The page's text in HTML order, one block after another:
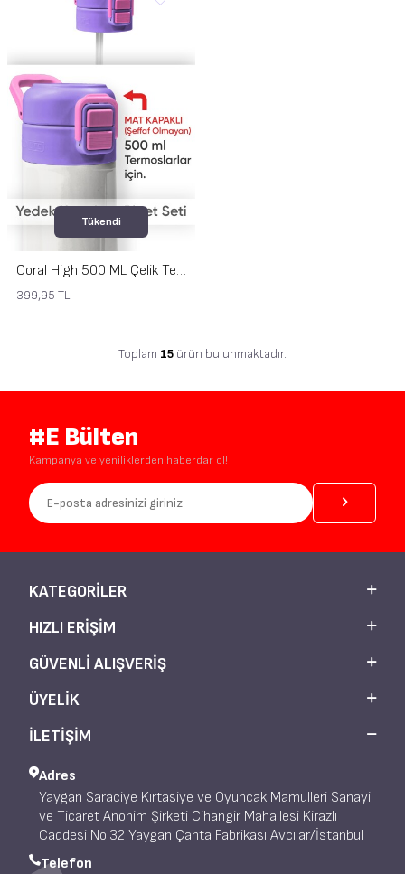
Tükendi
Coral High 500 ML Çelik Termos Mat Kapak için Milka Pembe Yedek Kapak ve Pipet Kiti 1901-K
399,95 TL
Toplam 15 ürün bulunmaktadır.
#E Bülten
Kampanya ve yeniliklerden haberdar ol!
KATEGORILER
HIZLI ERIŞIM
GÜVENLI ALIŞVERIŞ
ÜYELIK
İLETİŞİM
Adres
Yaygan Saraciye Kırtasiye ve Oyuncak Mamulleri Sanayi
ve Ticaret Anonim Şirketi Cihangir Mahallesi Kirazlı
Caddesi No:32 Yaygan Çanta Fabrikası Avcılar/İstanbul
Telefon